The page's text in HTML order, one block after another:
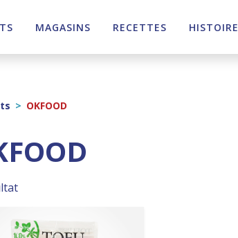
MAGASINS RECETTES HISTOIRE
> OKFOOD